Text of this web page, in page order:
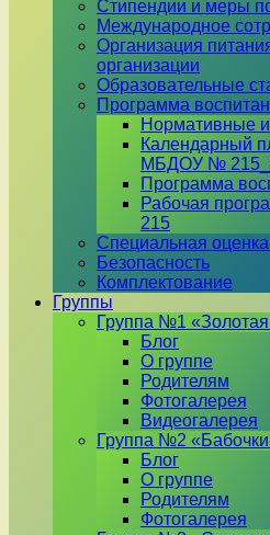
Стипендии и меры
Международное
Организация
организации
Образовательные
Программа
Нормативные
Календарный
МБДОУ №
Программа
Рабочая
215
Специальная
Безопасность
Комплектование
Группы
Группа №1
Блог
О группе
Родителям
Фотогалерея
Видеогалерея
Группа №2
Блог
О группе
Родителям
Фотогалерея